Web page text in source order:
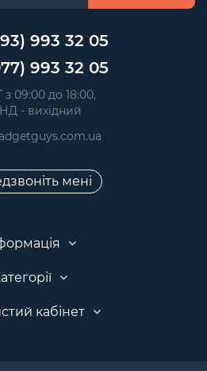
993 32 05
993 32 05
09:00 до 18:00,
- вихідний
мені
кабінет